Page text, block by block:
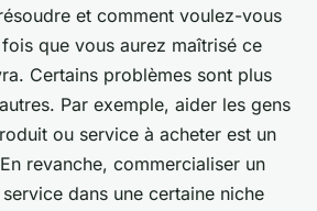
et comment voulez-vous
que vous aurez maîtrisé ce
Certains problèmes sont plus
Par exemple, aider les gens
ou service à acheter est un
revanche, commercialiser un
dans une certaine niche